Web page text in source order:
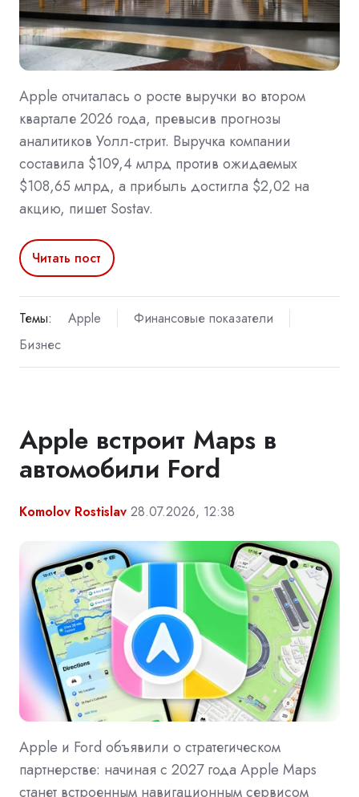
Apple отчиталась о росте выручки во втором
квартале 2026 года, превысив прогнозы
аналитиков Уолл-стрит. Выручка компании
составила $109,4 млрд против ожидаемых
$108,65 млрд, а прибыль достигла $2,02 на
акцию, пишет Sostav.
Читать пост
Темы: Apple
Финансовые показатели
Бизнес
Apple встроит Maps в
автомобили Ford
Komolov Rostislav 28.07.2026, 12:38
Apple и Ford объявили о стратегическом
партнерстве: начиная с 2027 года Apple Maps
станет встроенным навигационным сервисом